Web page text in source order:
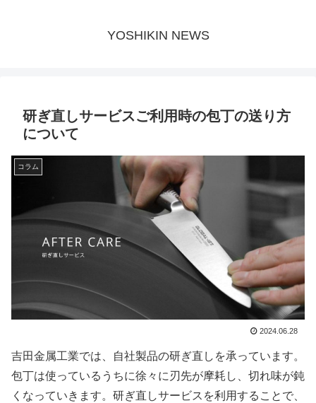
YOSHIKIN NEWS
研ぎ直しサービスご利用時の包丁の送り方
について
コラム
2024.06.28
吉田金属工業では、自社製品の研ぎ直しを承っています。
包丁は使っているうちに徐々に刃先が摩耗し、切れ味が鈍
くなっていきます。研ぎ直しサービスを利用することで、